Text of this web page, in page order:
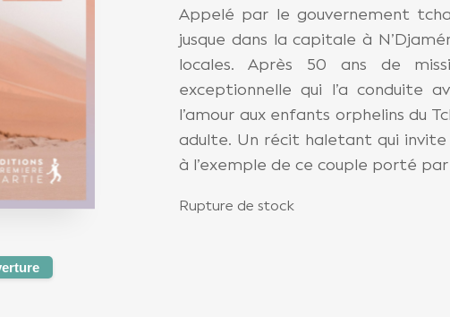
Appelé par le gouvernement
jusque dans la capitale à
locales. Après 50 ans de
exceptionnelle qui l’a conduite
l’amour aux enfants orphelins du
adulte. Un récit haletant qui
à l’exemple de ce couple porté
Rupture de stock